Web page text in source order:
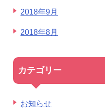
2018年9月
2018年8月
カテゴリー
お知らせ